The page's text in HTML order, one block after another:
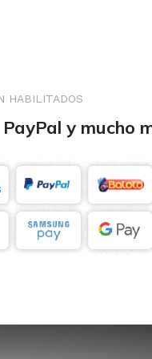
HABILITADOS
y mucho